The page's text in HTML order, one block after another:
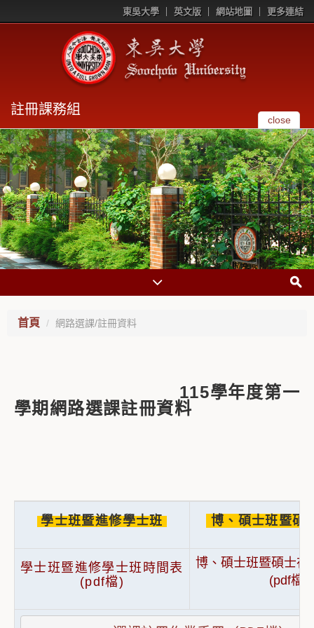
東吳大學 英文版 網站地圖 更多連結
註冊課務組
close
首頁 網路選課/註冊資料
115學年度第一
學期網路選課註冊資料
學士班暨進修學士班 博、碩士班暨碩
學士班暨進修學士班時間表
(pdf檔)
博、碩士班暨碩士在
(pdf檔)